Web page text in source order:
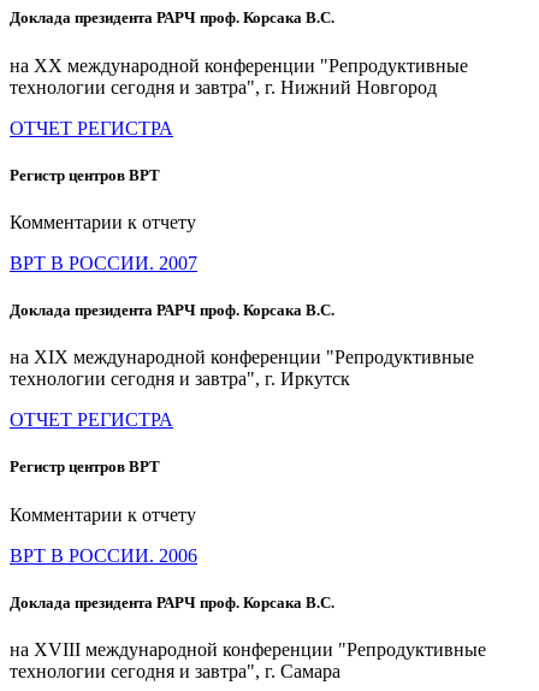
Доклада президента РАРЧ проф. Корсака В.С.
на XX международной конференции "Репродуктивные
технологии сегодня и завтра", г. Нижний Новгород
ОТЧЕТ РЕГИСТРА
Регистр центров ВРТ
Комментарии к отчету
ВРТ В РОССИИ. 2007
Доклада президента РАРЧ проф. Корсака В.С.
на XIX международной конференции "Репродуктивные
технологии сегодня и завтра", г. Иркутск
ОТЧЕТ РЕГИСТРА
Регистр центров ВРТ
Комментарии к отчету
ВРТ В РОССИИ. 2006
Доклада президента РАРЧ проф. Корсака В.С.
на XVIII международной конференции "Репродуктивные
технологии сегодня и завтра", г. Самара